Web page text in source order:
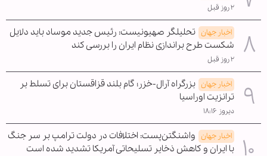
۲ روز قبل
اخبار جهان تحلیلگر صهیونیست: رئیس جدید موساد باید دلایل
شکست طرح براندازی نظام ایران را بررسی کند
۲ روز قبل
اخبار جهان بزرگراه آرال-خزر؛ گام بلند قزاقستان برای تسلط بر
ترانزیت اوراسیا
دیروز ۱۸:۱۶
اخبار جهان واشنگتن‌پست: اختلافات در دولت ترامپ بر سر جنگ
با ایران و کاهش ذخایر تسلیحاتی آمریکا تشدید شده است